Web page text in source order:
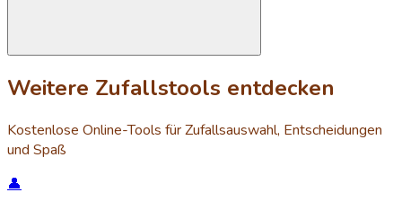
Weitere Zufallstools entdecken
Kostenlose Online-Tools für Zufallsauswahl, Entscheidungen
und Spaß
👤